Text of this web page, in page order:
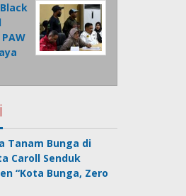
Tanam Bunga di
Caroll Senduk
“Kota Bunga, Zero